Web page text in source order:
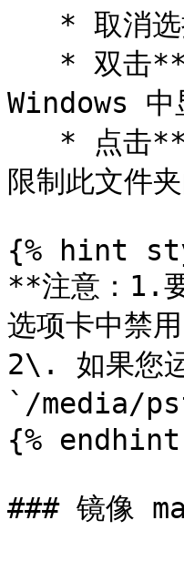
Windows 中
限制此文件
{% hint
**注意：1.
选项卡中禁
2\. 如果您
`/media/
{%
### 镜像